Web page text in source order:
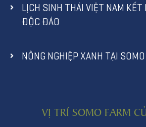
LỊCH SINH THÁI VIỆT NAM KẾT
ĐỘC ĐÁO
NÔNG NGHIỆP XANH TẠI
VỊ TRÍ SOMO FARM